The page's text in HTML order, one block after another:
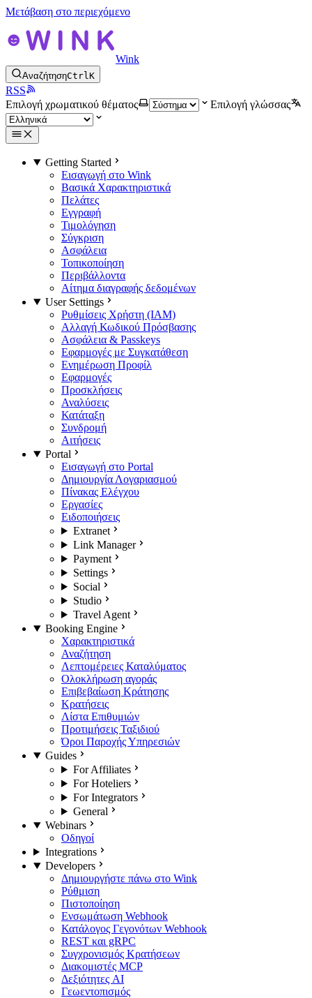
Μετάβαση στο περιεχόμενο
Wink
ΑναζήτησηCtrlK
RSS
Επιλογή χρωματικού θέματος
Επιλογή γλώσσας
Getting Started
Εισαγωγή στο Wink
Βασικά Χαρακτηριστικά
Πελάτες
Εγγραφή
Τιμολόγηση
Σύγκριση
Ασφάλεια
Τοπικοποίηση
Περιβάλλοντα
Αίτημα διαγραφής δεδομένων
User Settings
Ρυθμίσεις Χρήστη (IAM)
Αλλαγή Κωδικού Πρόσβασης
Ασφάλεια & Passkeys
Εφαρμογές με Συγκατάθεση
Ενημέρωση Προφίλ
Εφαρμογές
Προσκλήσεις
Αναλύσεις
Κατάταξη
Συνδρομή
Αιτήσεις
Portal
Εισαγωγή στο Portal
Δημιουργία Λογαριασμού
Πίνακας Ελέγχου
Εργασίες
Ειδοποιήσεις
Extranet
Link Manager
Payment
Settings
Social
Studio
Travel Agent
Booking Engine
Χαρακτηριστικά
Αναζήτηση
Λεπτομέρειες Καταλύματος
Ολοκλήρωση αγοράς
Επιβεβαίωση Κράτησης
Κρατήσεις
Λίστα Επιθυμιών
Προτιμήσεις Ταξιδιού
Όροι Παροχής Υπηρεσιών
Guides
For Affiliates
For Hoteliers
For Integrators
General
Webinars
Οδηγοί
Integrations
Developers
Δημιουργήστε πάνω στο Wink
Ρύθμιση
Πιστοποίηση
Ενσωμάτωση Webhook
Κατάλογος Γεγονότων Webhook
REST και gRPC
Συγχρονισμός Κρατήσεων
Διακομιστές MCP
Δεξιότητες AI
Γεωεντοπισμός